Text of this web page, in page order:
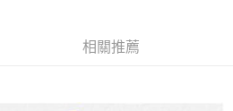
綁卡、不需儲值。
認證，即可結帳。相關推薦